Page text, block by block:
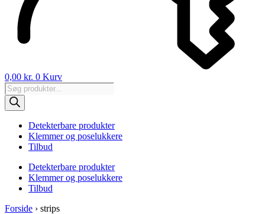
0,00 kr. 0 Kurv
Products
search
Detekterbare produkter
Klemmer og poselukkere
Tilbud
Detekterbare produkter
Klemmer og poselukkere
Tilbud
Forside › strips